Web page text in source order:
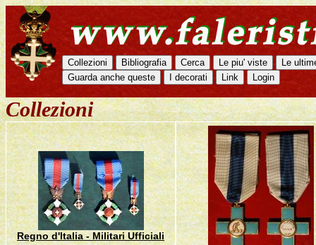
Collezioni
Regno d'Italia - Militari Ufficiali